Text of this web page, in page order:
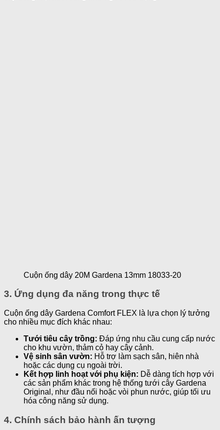
Cuộn ống dây 20M Gardena 13mm 18033-20
3. Ứng dụng đa năng trong thực tế
Cuộn ống dây Gardena Comfort FLEX là lựa chọn lý tưởng
cho nhiều mục đích khác nhau:
Tưới tiêu cây trồng: Đáp ứng nhu cầu cung cấp nước
cho khu vườn, thảm cỏ hay cây cảnh.
Vệ sinh sân vườn: Hỗ trợ làm sạch sân, hiên nhà
hoặc các dụng cụ ngoài trời.
Kết hợp linh hoạt với phụ kiện: Dễ dàng tích hợp với
các sản phẩm khác trong hệ thống tưới cây Gardena
Original, như đầu nối hoặc vòi phun nước, giúp tối ưu
hóa công năng sử dụng.
4. Chính sách bảo hành ấn tượng